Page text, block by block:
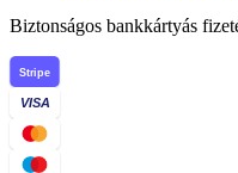
Biztonságos bankkártyás
Stripe
VISA